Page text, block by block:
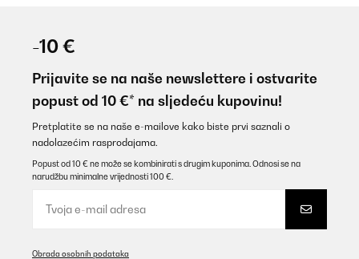
-10 €
Prijavite se na naše newslettere i ostvarite
popust od 10 €* na sljedeću kupovinu!
Pretplatite se na naše e-mailove kako biste prvi saznali o
nadolazećim rasprodajama.
Popust od 10 € ne može se kombinirati s drugim kuponima. Odnosi se na
narudžbu minimalne vrijednosti 100 €.
Obrada osobnih podataka